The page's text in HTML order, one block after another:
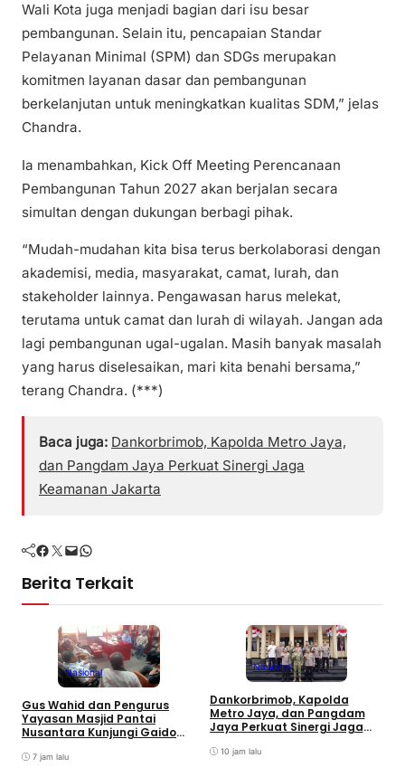
Wali Kota juga menjadi bagian dari isu besar
pembangunan. Selain itu, pencapaian Standar
Pelayanan Minimal (SPM) dan SDGs merupakan
komitmen layanan dasar dan pembangunan
berkelanjutan untuk meningkatkan kualitas SDM,” jelas
Chandra.
Ia menambahkan, Kick Off Meeting Perencanaan
Pembangunan Tahun 2027 akan berjalan secara
simultan dengan dukungan berbagi pihak.
“Mudah-mudahan kita bisa terus berkolaborasi dengan
akademisi, media, masyarakat, camat, lurah, dan
stakeholder lainnya. Pengawasan harus melekat,
terutama untuk camat dan lurah di wilayah. Jangan ada
lagi pembangunan ugal-ugalan. Masih banyak masalah
yang harus diselesaikan, mari kita benahi bersama,”
terang Chandra. (***)
Baca juga: Dankorbrimob, Kapolda Metro Jaya,
dan Pangdam Jaya Perkuat Sinergi Jaga
Keamanan Jakarta
Facebook Twitter Mail WhatsApp
Berita Terkait
Nasional
Gus Wahid dan Pengurus
Yayasan Masjid Pantai
Nusantara Kunjungi Gaido
Pengembangan Ekonomi
7 jam lalu
Nasional
Dankorbrimob, Kapolda
Metro Jaya, dan Pangdam
Jaya Perkuat Sinergi Jaga
10 jam lalu